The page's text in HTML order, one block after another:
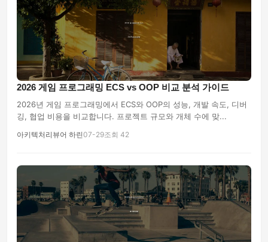
2026 게임 프로그래밍 ECS vs OOP 비교 분석 가이드
2026년 게임 프로그래밍에서 ECS와 OOP의 성능, 개발 속도, 디버
깅, 협업 비용을 비교합니다. 프로젝트 규모와 개체 수에 맞...
아키텍처리뷰어 하린07-29조회 42